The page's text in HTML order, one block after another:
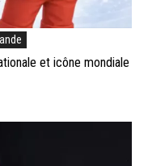
et icône mondiale